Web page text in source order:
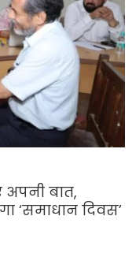
बात,
‘समाधान दिवस’